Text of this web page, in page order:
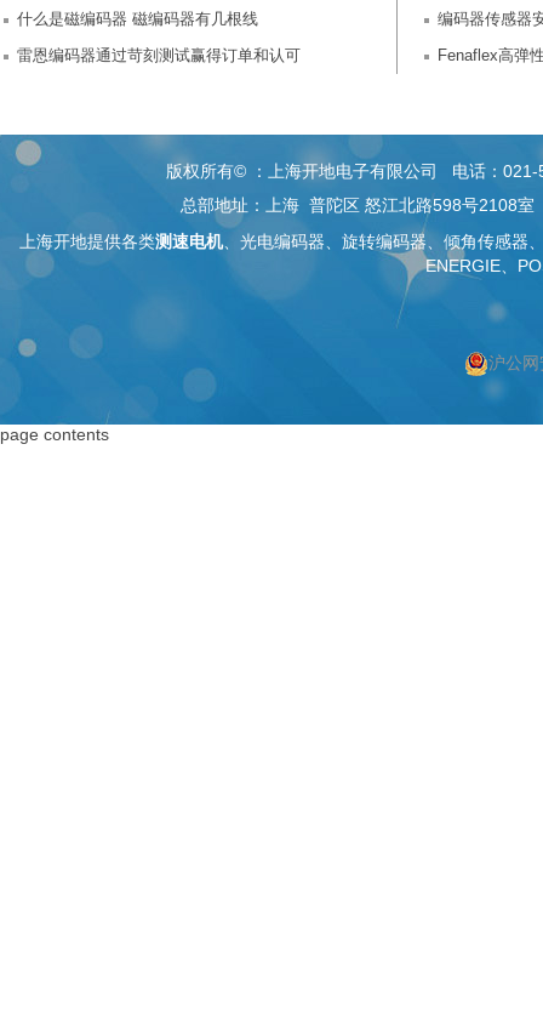
什么是磁编码器 磁编码器有几根线
编码器传感器
雷恩编码器通过苛刻测试赢得订单和认可
Fenaflex高弹
版权所有© ：上海开地电子有限公司 电话：
总部地址：上海 普陀区 怒江北路598号2108室
上海开地提供各类测速电机、 光电编码器 、旋转编码器、 倾角传感器
ENERGIE、
沪公
page contents